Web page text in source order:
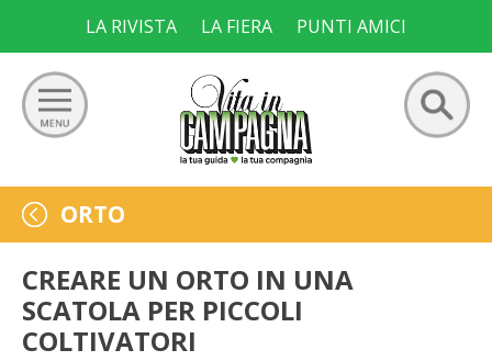
content
LA RIVISTA LA FIERA PUNTI AMICI
Ricerca
per:
GIARDINO
ORTO
FRUTTETO
ORTO
CREARE UN ORTO IN UNA
SCATOLA PER PICCOLI
COLTIVATORI